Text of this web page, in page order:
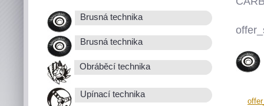
Brusná technika
Brusná technika
Obráběcí technika
Upínací technika